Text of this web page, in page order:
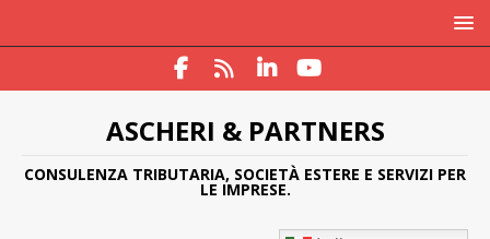
ASCHERI & PARTNERS
CONSULENZA TRIBUTARIA, SOCIETÀ ESTERE E SERVIZI PER
LE IMPRESE.